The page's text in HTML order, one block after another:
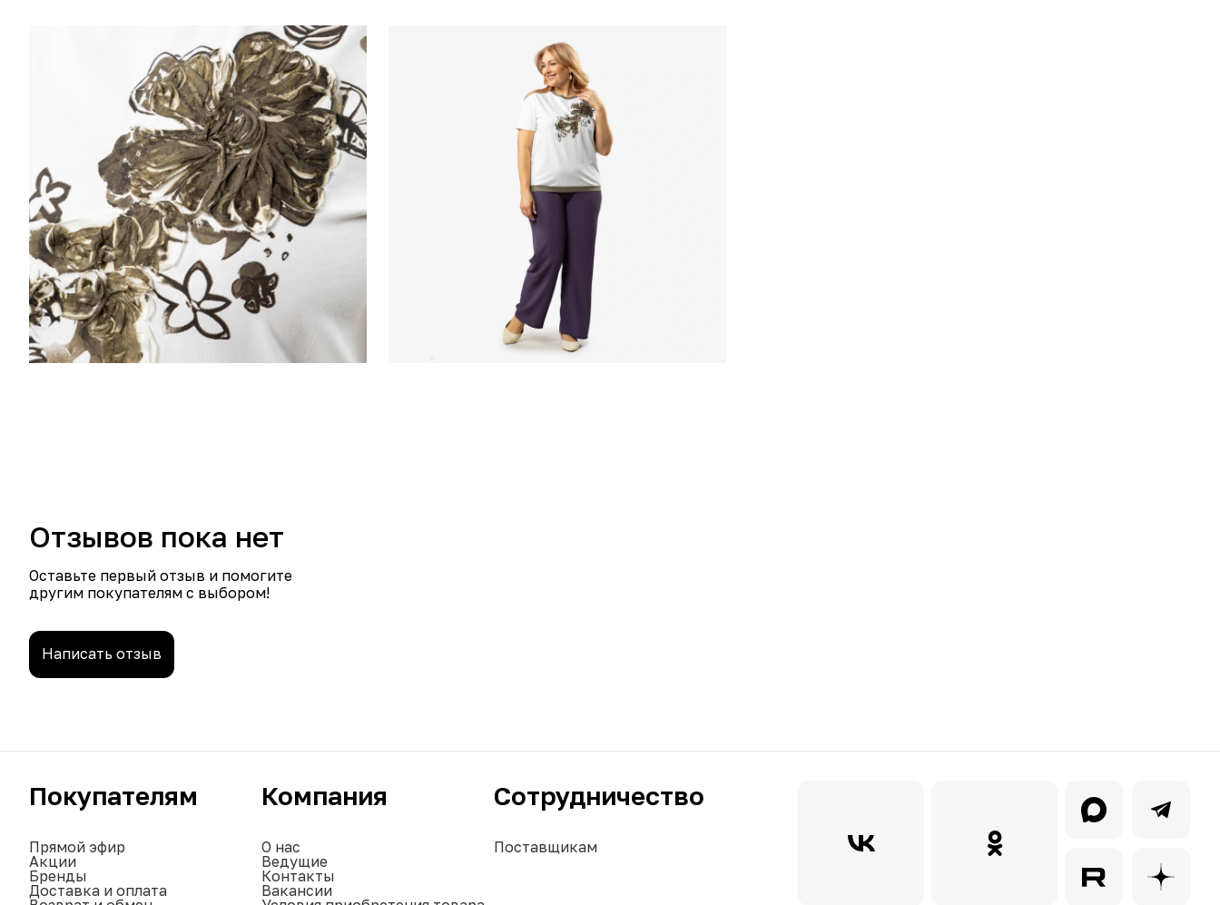
Отзывов пока нет
Оставьте первый отзыв и помогите
другим покупателям с выбором!
Написать отзыв
Покупателям
Прямой эфир
Акции
Бренды
Доставка и оплата
Компания
О нас
Ведущие
Контакты
Вакансии
Сотрудничество
Поставщикам